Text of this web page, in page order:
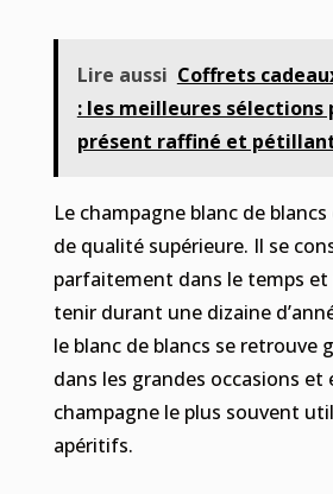
Lire aussi Coffrets
: les meilleures sélections
présent raffiné et
Le champagne blanc de
de qualité supérieure. Il se
parfaitement dans le temps
tenir durant une dizaine
le blanc de blancs se retrouve
dans les grandes occasions et
champagne le plus souvent
apéritifs.